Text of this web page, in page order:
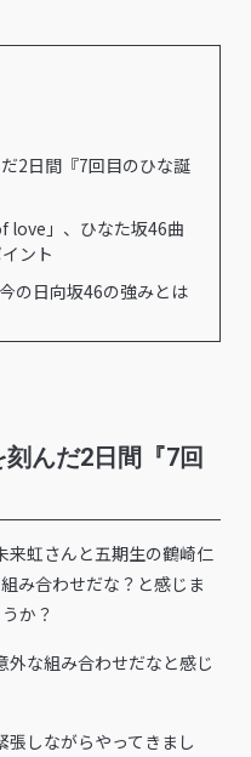
2日間『7回目のひな誕
love」、ひなた坂46曲
ント
の日向坂46の強みとは
んだ2日間『7回
来虹さんと五期生の鶴崎仁
み合わせだな？と感じま
か？
な組み合わせだなと感じ
しながらやってきまし